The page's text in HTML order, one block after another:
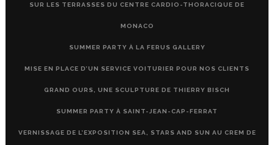
SUR LES TERRASSES DU CENTRE CARDIO-THORACIQUE DE
MONACO
SUMMER PARTY À LA FERUS GALLERY
MISE EN PLACE D’UN SERVICE VOITURIER POUR NOS CLIENTS
GRAND OURS, UNE SCULPTURE DE THIERRY BISCH
SUMMER PARTY À SAINT-JEAN-CAP-FERRAT
VERNISSAGE DE L’EXPOSITION SEA, STARS AND SUN AU CREM DE